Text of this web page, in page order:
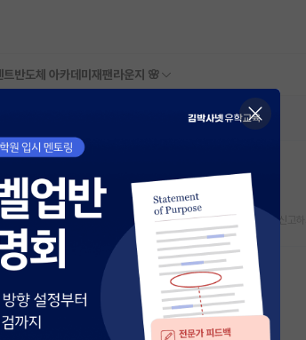
트반도체 아카데미 재팬라운지 🌸
기념
스크랩 신고하